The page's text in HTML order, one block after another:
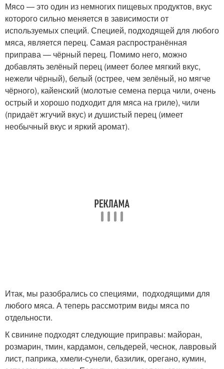
Мясо — это один из немногих пищевых продуктов, вкус
которого сильно меняется в зависимости от
используемых специй. Специей, подходящей для любого
мяса, является перец. Самая распространённая
приправа — чёрный перец. Помимо него, можно
добавлять зелёный перец (имеет более мягкий вкус,
нежели чёрный), белый (острее, чем зелёный, но мягче
чёрного), кайенский (молотые семена перца чили, очень
острый и хорошо подходит для мяса на гриле), чили
(придаёт жгучий вкус) и душистый перец (имеет
необычный вкус и яркий аромат).
Итак, мы разобрались со специями, подходящими для
любого мяса. А теперь рассмотрим виды мяса по
отдельности.
К свинине подходят следующие приправы: майоран,
розмарин, тмин, кардамон, сельдерей, чеснок, лавровый
лист, паприка, хмели-сунели, базилик, орегано, кумин,